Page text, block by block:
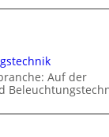
Auf der